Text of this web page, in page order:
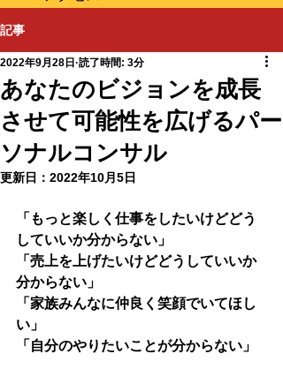
記事
あなたのビジョンを成長
させて可能性を広げるパー
ソナルコンサル
2022年9月28日 読了時間: 3分
更新日： 2022年10月5日
「もっと楽しく仕事をしたいけどどう
していいか分からない」
「売上を上げたいけどどうしていいか
分からない」
「家族みんなに仲良く笑顔でいてほし
い」
「自分のやりたいことが分からない」